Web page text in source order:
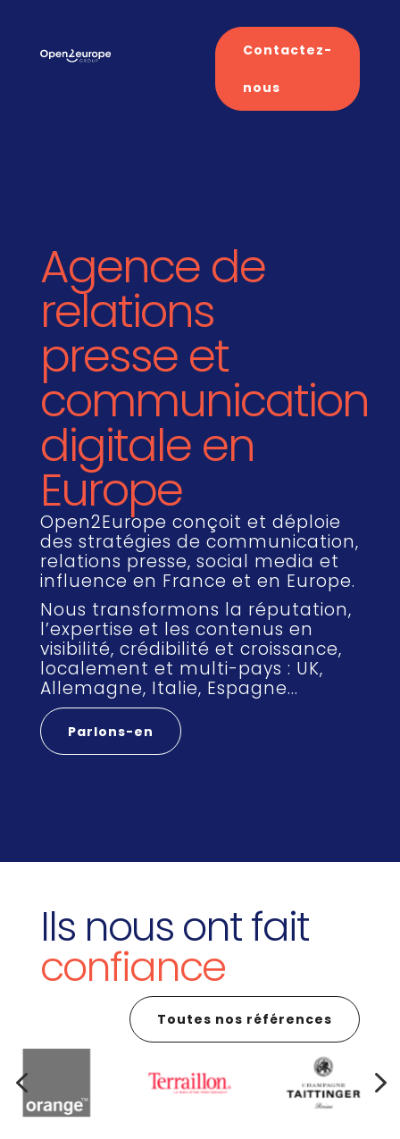
Contactez-
nous
Agence de
relations
presse et
communication
digitale en
Europe
Open2Europe conçoit et déploie
des stratégies de communication,
relations presse, social media et
influence en France et en Europe.
Nous transformons la réputation,
l’expertise et les contenus en
visibilité, crédibilité et croissance,
localement et multi-pays : UK,
Allemagne, Italie, Espagne…
Parlons-en
Ils nous ont fait
confiance
Toutes nos références
4 5